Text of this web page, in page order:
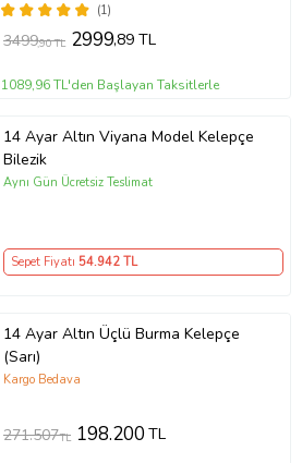
(1)
3499,90 TL 2999,89 TL
1089,96 TL'den Başlayan Taksitlerle
14 Ayar Altın Viyana Model Kelepçe
Bilezik
Aynı Gün Ücretsiz Teslimat
Sepet Fiyatı 54.942TL
14 Ayar Altın Üçlü Burma Kelepçe
(Sarı)
Kargo Bedava
271.507TL 198.200TL